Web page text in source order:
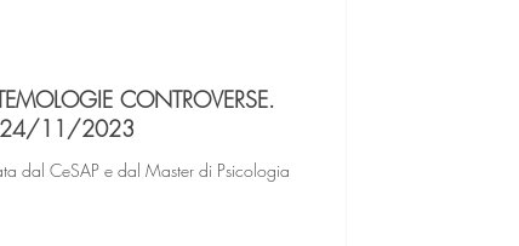
CONTROVERSE.
24/11/2023
dal CeSAP e dal Master di Psicologia